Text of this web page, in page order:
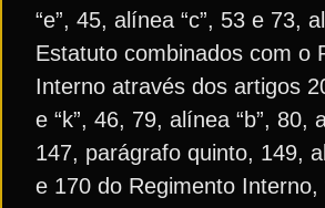
“e”, 45, alínea “c”, 53 e 73,
Estatuto combinados com o
Interno através dos artigos
e “k”, 46, 79, alínea “b”, 80,
147, parágrafo quinto, 149,
e 170 do Regimento Interno,